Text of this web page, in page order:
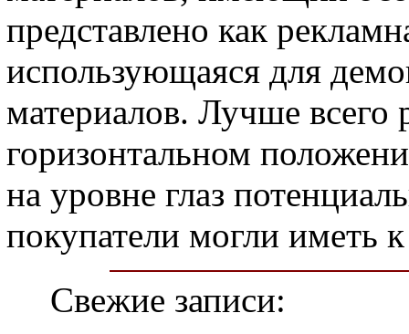
представлено как
использующаяся для
материалов. Лучше всего
горизонтальном
на уровне глаз
покупатели могли иметь
Свежие записи: